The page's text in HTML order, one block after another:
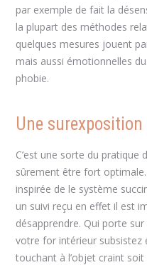
par exemple de fait la
la plupart des méthodes
quelques mesures jouent
mais aussi émotionnelles
phobie.
Une surexposition
C’est une sorte du pratique
sûrement être fort
inspirée de le système
un suivi reçu en effet il est
désapprendre. Qui porte
votre for intérieur subsistez
touchant à l’objet craint